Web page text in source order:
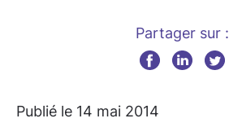
Partager sur :
Publié le 14 mai 2014